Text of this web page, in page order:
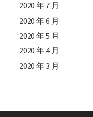
2020 年 7 月
2020 年 6 月
2020 年 5 月
2020 年 4 月
2020 年 3 月